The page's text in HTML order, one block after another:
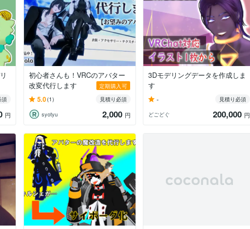
須
円
初心者さんも！VRCのアバター
改変代行します
定期購入可
5.0(1)
見積り必須
syotyu
2,000 円
3Dモデリングデータを作成しま
す
-
見積り必須
どごどぐ
200,000 円